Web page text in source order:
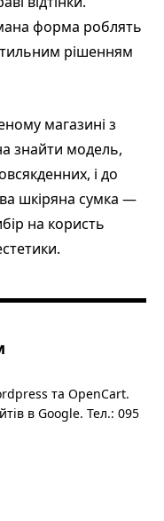
форма роблять
рішенням
магазині з
знайти модель,
і до
шкіряна сумка —
на користь
та OpenCart.
в Google. Тел.: 095